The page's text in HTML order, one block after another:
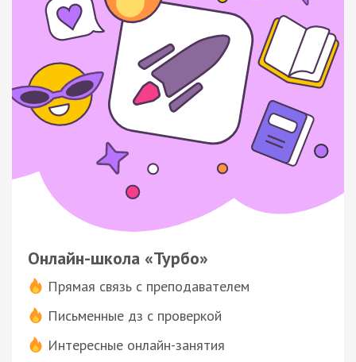
Онлайн-школа «Турбо»
Прямая связь с преподавателем
Письменные дз с проверкой
Интересные онлайн-занятия